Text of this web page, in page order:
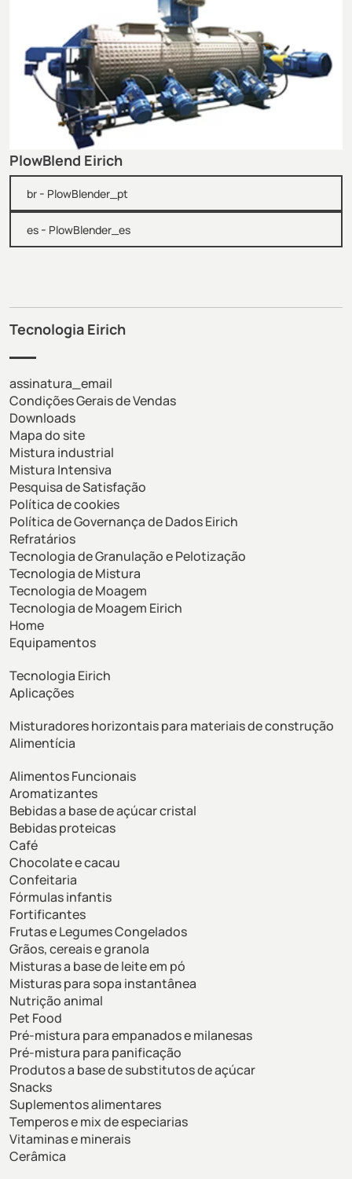
PlowBlend Eirich
br - PlowBlender_pt
es - PlowBlender_es
Tecnologia Eirich
assinatura_email
Condições Gerais de Vendas
Downloads
Mapa do site
Mistura industrial
Mistura Intensiva
Pesquisa de Satisfação
Política de cookies
Política de Governança de Dados Eirich
Refratários
Tecnologia de Granulação e Pelotização
Tecnologia de Mistura
Tecnologia de Moagem
Tecnologia de Moagem Eirich
Home
Equipamentos
Tecnologia Eirich
Aplicações
Misturadores horizontais para materiais de construção
Alimentícia
Alimentos Funcionais
Aromatizantes
Bebidas a base de açúcar cristal
Bebidas proteicas
Café
Chocolate e cacau
Confeitaria
Fórmulas infantis
Fortificantes
Frutas e Legumes Congelados
Grãos, cereais e granola
Misturas a base de leite em pó
Misturas para sopa instantânea
Nutrição animal
Pet Food
Pré-mistura para empanados e milanesas
Pré-mistura para panificação
Produtos a base de substitutos de açúcar
Snacks
Suplementos alimentares
Temperos e mix de especiarias
Vitaminas e minerais
Cerâmica